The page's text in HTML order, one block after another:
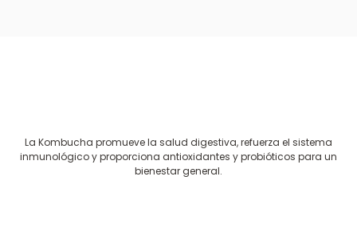
La Kombucha promueve la salud digestiva, refuerza el sistema
inmunológico y proporciona antioxidantes y probióticos para un
bienestar general.